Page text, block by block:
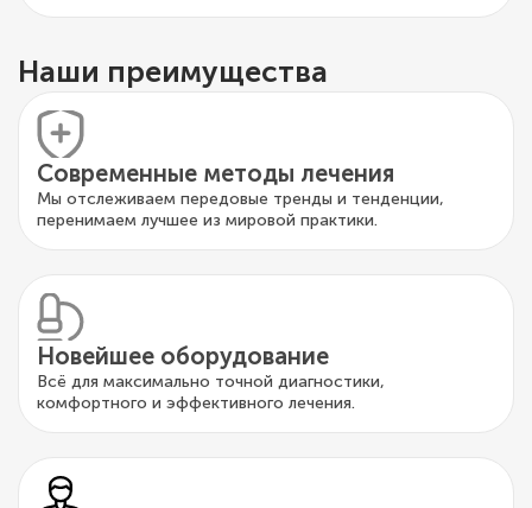
Наши преимущества
Современные методы лечения
Мы отслеживаем передовые тренды и тенденции,
перенимаем лучшее из мировой практики.
Новейшее оборудование
Всё для максимально точной диагностики,
комфортного и эффективного лечения.